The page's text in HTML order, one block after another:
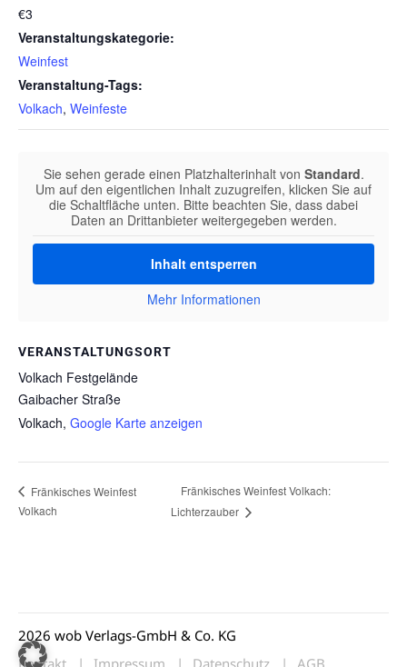
€3
Veranstaltungskategorie:
Weinfest
Veranstaltung-Tags:
Volkach, Weinfeste
VERANSTALTUNGSORT
Volkach Festgelände
Gaibacher Straße
Volkach, Google Karte anzeigen
Sie sehen gerade einen Platzhalterinhalt von Standard.
Um auf den eigentlichen Inhalt zuzugreifen, klicken Sie auf
die Schaltfläche unten. Bitte beachten Sie, dass dabei
Daten an Drittanbieter weitergegeben werden.
Inhalt entsperren
Mehr Informationen
Fränkisches Weinfest
Volkach
Fränkisches Weinfest Volkach:
Lichterzauber
2026 wob Verlags-GmbH & Co. KG